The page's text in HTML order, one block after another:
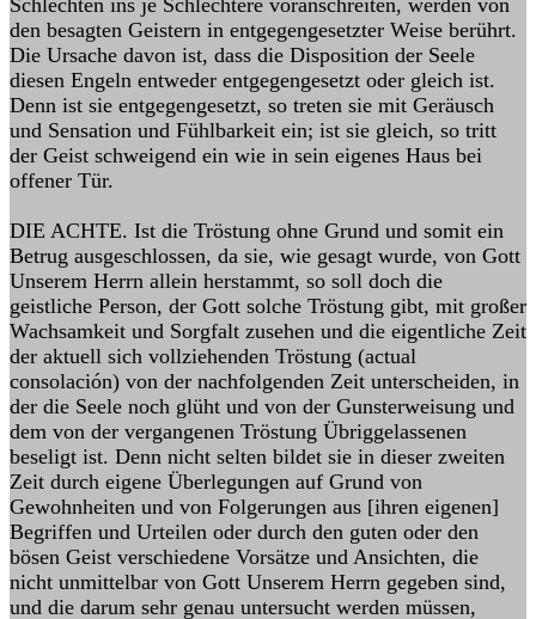
Schlechten ins je Schlechtere voranschreiten, werden von
den besagten Geistern in entgegengesetzter Weise berührt.
Die Ursache davon ist, dass die Disposition der Seele
diesen Engeln entweder entgegengesetzt oder gleich ist.
Denn ist sie entgegengesetzt, so treten sie mit Geräusch
und Sensation und Fühlbarkeit ein; ist sie gleich, so tritt
der Geist schweigend ein wie in sein eigenes Haus bei
offener Tür.
DIE ACHTE. Ist die Tröstung ohne Grund und somit ein
Betrug ausgeschlossen, da sie, wie gesagt wurde, von Gott
Unserem Herrn allein herstammt, so soll doch die
geistliche Person, der Gott solche Tröstung gibt, mit großer
Wachsamkeit und Sorgfalt zusehen und die eigentliche Zeit
der aktuell sich vollziehenden Tröstung (actual
consolación) von der nachfolgenden Zeit unterscheiden, in
der die Seele noch glüht und von der Gunsterweisung und
dem von der vergangenen Tröstung Übriggelassenen
beseligt ist. Denn nicht selten bildet sie in dieser zweiten
Zeit durch eigene Überlegungen auf Grund von
Gewohnheiten und von Folgerungen aus [ihren eigenen]
Begriffen und Urteilen oder durch den guten oder den
bösen Geist verschiedene Vorsätze und Ansichten, die
nicht unmittelbar von Gott Unserem Herrn gegeben sind,
und die darum sehr genau untersucht werden müssen,